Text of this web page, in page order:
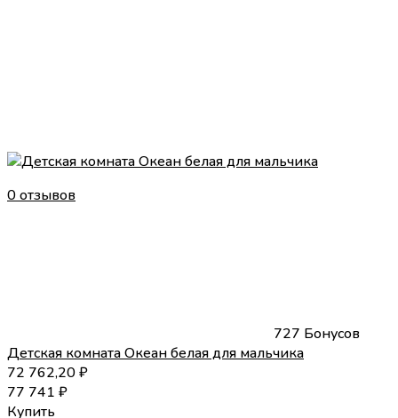
0 отзывов
727 Бонусов
Детская комната Океан белая для мальчика
72 762,20₽
77 741 ₽
Купить